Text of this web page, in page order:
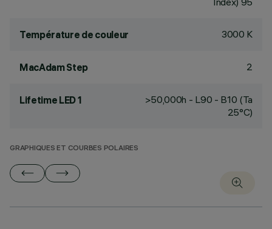
Température de couleur 3000 K
MacAdam Step 2
Lifetime LED 1
>50,000h - L90 - B10 (Ta
25°C)
GRAPHIQUES ET COURBES POLAIRES